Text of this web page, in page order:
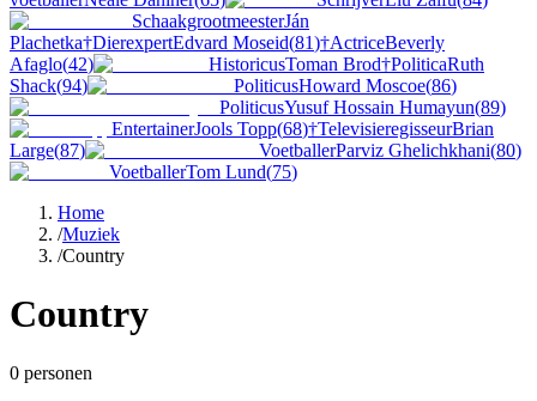
SchaakgrootmeesterJán
Plachetka†DierexpertEdvard Moseid(81)†ActriceBeverly
Afaglo(42) HistoricusToman Brod†PoliticaRuth
Shack(94) PoliticusHoward Moscoe(86)
PoliticusYusuf Hossain Humayun(89)
EntertainerJools Topp(68)†TelevisieregisseurBrian
Large(87) VoetballerParviz Ghelichkhani(80)
VoetballerTom Lund(75)
Home
/Muziek
/Country
Country
0 personen